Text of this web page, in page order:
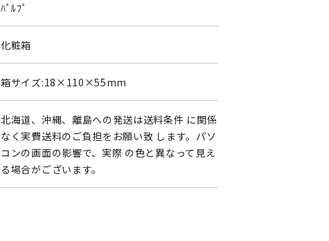
ﾊﾟﾙﾌﾟ
化粧箱
箱サイズ:18×110×55mm
北海道、沖縄、離島への発送は送料条件 に関係
なく実費送料のご負担をお願い致 します。パソ
コンの画面の影響で、実際 の色と異なって見え
る場合がございます。